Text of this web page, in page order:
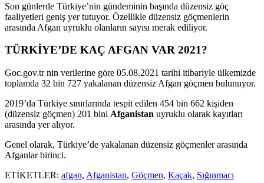
Son günlerde Türkiye’nin gündeminin başında düzensiz göç
faaliyetleri geniş yer tutuyor. Özellikle düzensiz göçmenlerin
arasında Afgan uyruklu olanların sayısı merak ediliyor.
TÜRKİYE’DE KAÇ AFGAN VAR 2021?
Goc.gov.tr nin verilerine göre 05.08.2021 tarihi itibariyle ülkemizde
toplamda 32 bin 727 yakalanan düzensiz Afgan göçmen bulunuyor.
2019’da Türkiye sınırlarında tespit edilen 454 bin 662 kişiden
(düzensiz göçmen) 201 bini Afganistan uyruklu olarak kayıtları
arasında yer alıyor.
Genel olarak, Türkiye’de yakalanan düzensiz göçmenler arasında
Afganlar birinci.
ETİKETLER: afgan, Afganistan, Göçmen, Kaçak, Sığınmacı